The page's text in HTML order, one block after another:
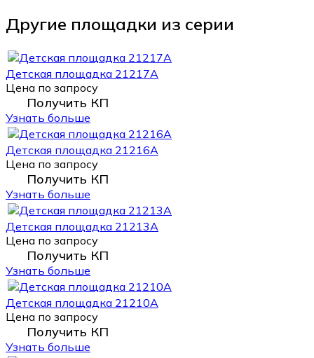
Другие площадки из серии
Детская площадка 21217А
Цена по запросу
Получить КП
Узнать больше
Детская площадка 21216А
Цена по запросу
Получить КП
Узнать больше
Детская площадка 21213А
Цена по запросу
Получить КП
Узнать больше
Детская площадка 21210А
Цена по запросу
Получить КП
Узнать больше